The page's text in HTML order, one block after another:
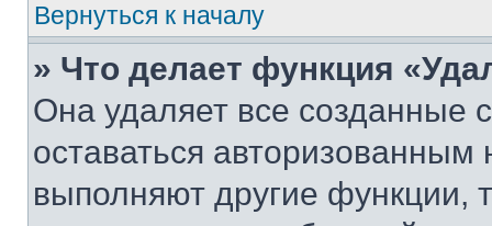
Вернуться к началу
» Что делает функция
Она удаляет все созданные
оставаться
выполняют другие функции,